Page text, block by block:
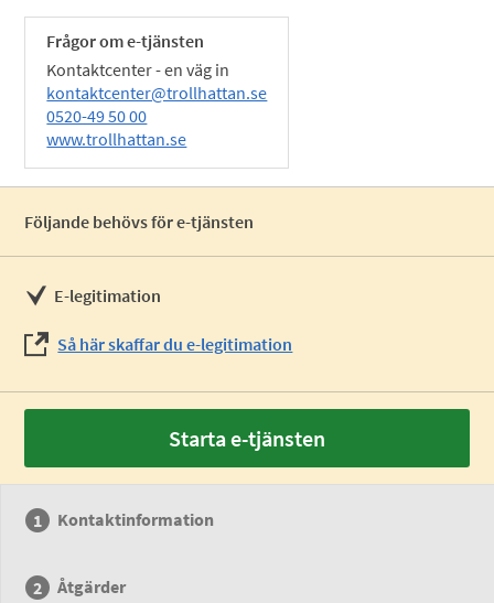
Frågor om e-tjänsten
Kontaktcenter - en väg in
kontaktcenter@trollhattan.se
0520-49 50 00
www.trollhattan.se
Följande behövs för e-tjänsten
E-legitimation
Så här skaffar du e-legitimation
Starta e-tjänsten
Kontaktinformation
Åtgärder